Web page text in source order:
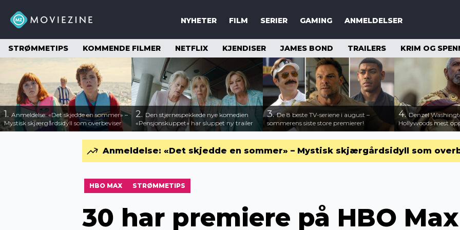
NYHETER FILM SERIER GAMING ANMELDELSER
STRØMMETIPS KOMMENDE FILMER NETFLIX KJENDISER JAMES BOND TRAILERS KRIM OG
1.Anmeldelse: «Det skjedde en sommer» –
Mystisk skjærgårdsidyll som overbeviser
2. Den stjernespekkede nye komedien
«Pensjonskuppet» har sluppet ny trailer
3.De 8 beste TV-seriene i august –
sommerens siste store premierer!
4.Denzel
Hollywoods mest
Anmeldelse: «Det skjedde en sommer» – Mystisk skjærgårdsidyll som
HBO MAX STRØMMETIPS
30 har premiere på HBO